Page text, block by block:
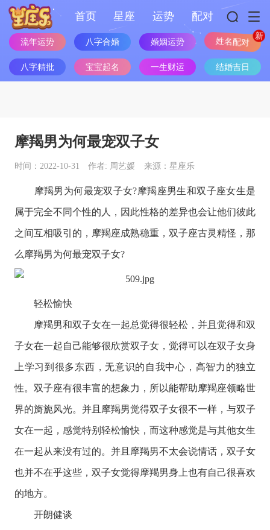
首页 星座 运势 配对
流年运势 八字合婚 婚姻运势 姓名配对
八字精批 宝宝起名 一生财运 结婚吉日
摩羯男为何最宠双子女
时间：2022-10-31 作者: 周艺媛 来源：星座乐
摩羯男为何最宠双子女?摩羯座男生和双子座女生是
属于完全不同个性的人，因此性格的差异也会让他们彼此
之间互相吸引的， 摩羯座成熟稳重，双子座古灵精怪，那
么摩羯男为何最宠双子女?
轻松愉快
摩羯男和双子女在一起总觉得很轻松，并且觉得和双
子女在一起自己能够很欣赏双子女，觉得可以在双子女身
上学习到很多东西，无意识的自我中心，高智力的独立
性。双子座有很丰富的想象力，所以能帮助摩羯座领略世
界的旖旎风光。并且摩羯男觉得双子女很不一样，与双子
女在一起，感觉特别轻松愉快，而这种感觉是与其他女生
在一起从来没有过的。并且摩羯男不太会说情话，双子女
也并不在乎这些，双子女觉得摩羯男身上也有自己很喜欢
的地方。
开朗健谈